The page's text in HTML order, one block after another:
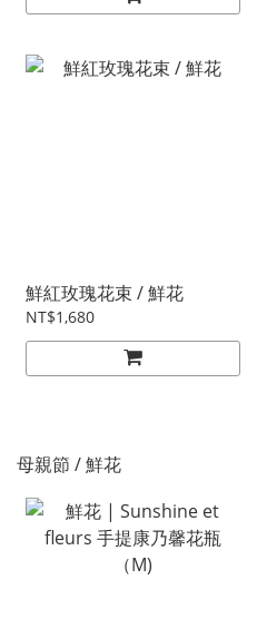
鮮紅玫瑰花束 / 鮮花
NT$1,680
母親節 / 鮮花